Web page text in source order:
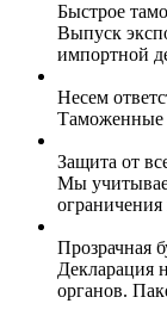
Быстрое
Выпуск
импортной
Несем
Таможенные
Защита от
Мы
ограничения
Прозрачная
Декларация
органов.